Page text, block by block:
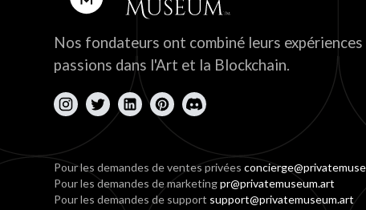
Nos fondateurs ont combiné leurs
passions dans l'Art et la Blockchain.
Pour les demandes de ventes privées
Pour les demandes de marketingpr@privatemuseum.art
Pour les demandes de support support@privatemuseum.art